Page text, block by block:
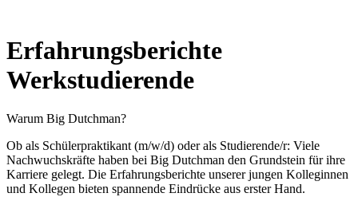
Erfahrungsberichte
Werkstudierende
Warum Big Dutchman?
Ob als Schülerpraktikant (m/w/d) oder als Studierende/r: Viele
Nachwuchskräfte haben bei Big Dutchman den Grundstein für ihre
Karriere gelegt. Die Erfahrungsberichte unserer jungen Kolleginnen
und Kollegen bieten spannende Eindrücke aus erster Hand.